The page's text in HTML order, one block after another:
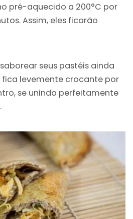
pré-aquecido a 200°C por
Assim, eles ficarão
seus pastéis ainda
fica levemente crocante por
se unindo perfeitamente